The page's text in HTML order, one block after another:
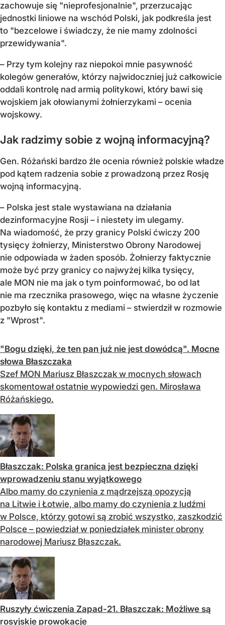
zachowuje się "nieprofesjonalnie", przerzucając
jednostki liniowe na wschód Polski, jak podkreśla jest
to "bezcelowe i świadczy, że nie mamy zdolności
przewidywania".
– Przy tym kolejny raz niepokoi mnie pasywność
kolegów generałów, którzy najwidoczniej już całkowicie
oddali kontrolę nad armią politykowi, który bawi się
wojskiem jak ołowianymi żołnierzykami – ocenia
wojskowy.
Jak radzimy sobie z wojną informacyjną?
Gen. Różański bardzo źle ocenia również polskie władze
pod kątem radzenia sobie z prowadzoną przez Rosję
wojną informacyjną.
– Polska jest stale wystawiana na działania
dezinformacyjne Rosji – i niestety im ulegamy.
Na wiadomość, że przy granicy Polski ćwiczy 200
tysięcy żołnierzy, Ministerstwo Obrony Narodowej
nie odpowiada w żaden sposób. Żołnierzy faktycznie
może być przy granicy co najwyżej kilka tysięcy,
ale MON nie ma jak o tym poinformować, bo od lat
nie ma rzecznika prasowego, więc na własne życzenie
pozbyło się kontaktu z mediami – stwierdził w rozmowie
z "Wprost".
"Bogu dzięki, że ten pan już nie jest dowódcą". Mocne
słowa Błaszczaka
Szef MON Mariusz Błaszczak w mocnych słowach
skomentował ostatnie wypowiedzi gen. Mirosława
Różańskiego.
Błaszczak: Polska granica jest bezpieczna dzięki
wprowadzeniu stanu wyjątkowego
Albo mamy do czynienia z mądrzejszą opozycją
na Litwie i Łotwie, albo mamy do czynienia z ludźmi
w Polsce, którzy gotowi są zrobić wszystko, zaszkodzić
Polsce – powiedział w poniedziałek minister obrony
narodowej Mariusz Błaszczak.
Ruszyły ćwiczenia Zapad-21. Błaszczak: Możliwe są
rosyjskie prowokacje